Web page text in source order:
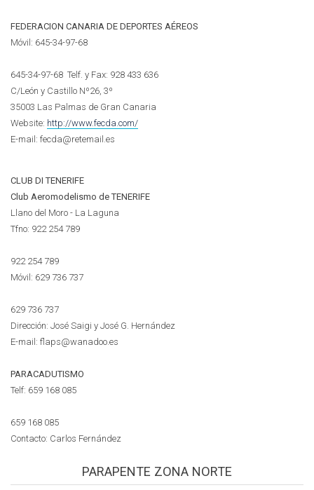
FEDERACION CANARIA DE DEPORTES AÉREOS
Móvil: 645-34-97-68
645-34-97-68 Telf. y Fax: 928 433 636
C/León y Castillo Nº26, 3º
35003 Las Palmas de Gran Canaria
Website: http://www.fecda.com/
E-mail: fecda@retemail.es
CLUB DI TENERIFE
Club Aeromodelismo de TENERIFE
Llano del Moro - La Laguna
Tfno: 922 254 789
922 254 789
Móvil: 629 736 737
629 736 737
Dirección: José Saigi y José G. Hernández
E-mail: flaps@wanadoo.es
PARACADUTISMO
Telf: 659 168 085
659 168 085
Contacto: Carlos Fernández
PARAPENTE ZONA NORTE